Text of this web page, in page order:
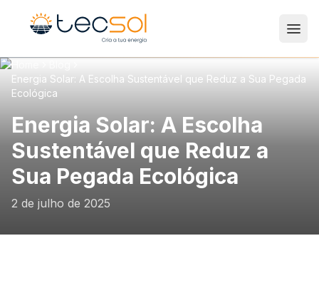
Abrir
Energia Solar: A Escolha Sustentável que Reduz a Sua Pegada
Ecológica
Energia Solar: A Escolha
Sustentável que Reduz a
Sua Pegada Ecológica
2 de julho de 2025